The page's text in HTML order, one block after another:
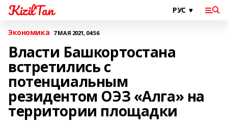
KizilTan
Экономика 7 МАЯ 2021, 04:56
Власти Башкортостана
встретились с
потенциальным
резидентом ОЭЗ «Алга» на
территории площадки